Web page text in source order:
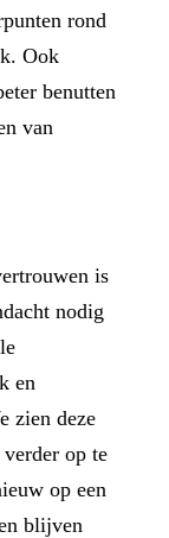
rond
Ook
benutten
van
is
nodig
en
zien deze
op te
op een
blijven